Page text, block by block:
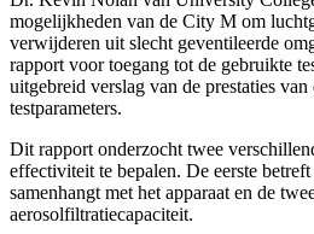
mogelijkheden van de City M om
verwijderen uit slecht geventileerde
rapport voor toegang tot de gebruikte
uitgebreid verslag van de prestaties
testparameters.
Dit rapport onderzocht twee
effectiviteit te bepalen. De eerste
samenhangt met het apparaat en de
aerosolfiltratiecapaciteit.